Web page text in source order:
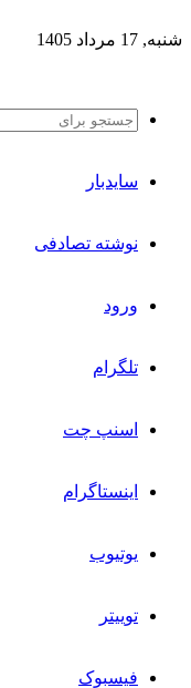
شنبه, 17 مرداد 1405
سایدبار
نوشته تصادفی
ورود
تلگرام
اسنپ چت
اینستاگرام
یوتیوب
توییتر
فیسبوک